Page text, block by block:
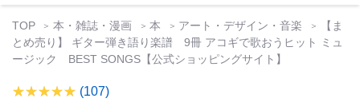
TOP 本・雑誌・漫画 本 アート・デザイン・音楽
【ま
とめ売り】 ギター弾き語り楽譜 9冊 アコギで歌おうヒット ミュ
ージック BEST SONGS【公式ショッピングサイト】
(107)